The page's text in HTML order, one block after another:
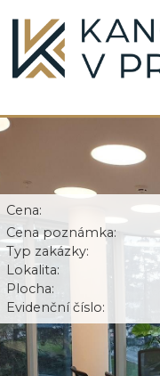
Cena:
Cena poznámka:
Typ zakázky:
Lokalita:
Plocha:
Evidenční číslo: